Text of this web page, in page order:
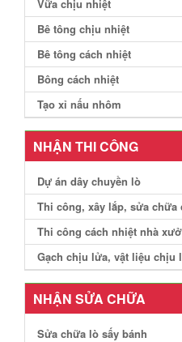
Vữa chịu nhiệt
Bê tông chịu nhiệt
Bê tông cách nhiệt
Bông cách nhiệt
Tạo xỉ nấu nhôm
NHẬN THI CÔNG
Dự án dây chuyền lò
Thi công, xây lắp, sửa
Thi công cách nhiệt nhà
Gạch chịu lửa, vật liệu chịu
NHẬN SỬA CHỮA
Sửa chữa lò sấy bánh